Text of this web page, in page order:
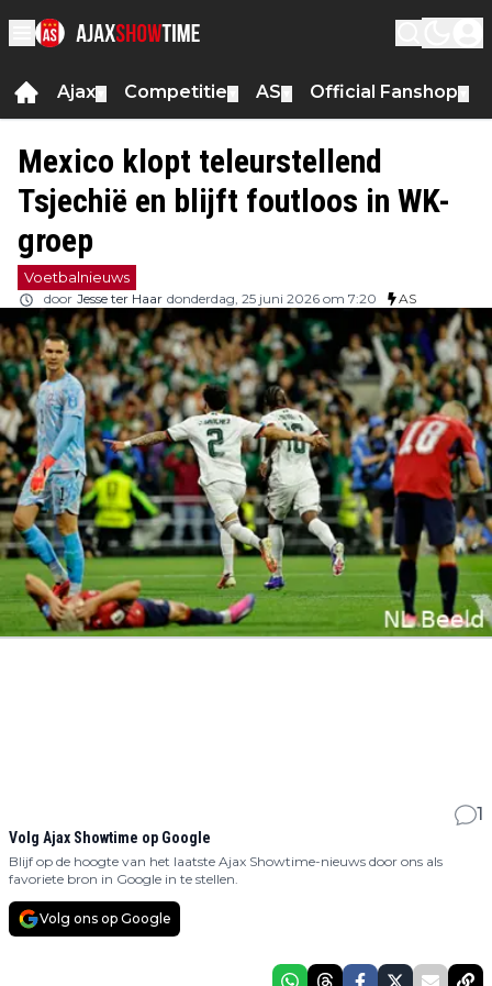
Ajax Competitie AS Official Fanshop
Mexico klopt teleurstellend
Tsjechië en blijft foutloos in WK-
groep
Voetbalnieuws
door Jesse ter Haar donderdag, 25 juni 2026 om 7:20 AS
1
Volg Ajax Showtime op Google
Blijf op de hoogte van het laatste Ajax Showtime-nieuws door ons als
favoriete bron in Google in te stellen.
Volg ons op Google